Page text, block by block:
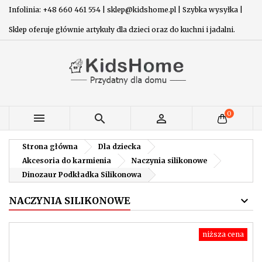
Infolinia: +48 660 461 554 | sklep@kidshome.pl | Szybka wysyłka |
Sklep oferuje głównie artykuły dla dzieci oraz do kuchni i jadalni.
   0
Strona główna
Dla dziecka
Akcesoria do karmienia
Naczynia silikonowe
Dinozaur Podkładka Silikonowa
NACZYNIA SILIKONOWE
niższa cena